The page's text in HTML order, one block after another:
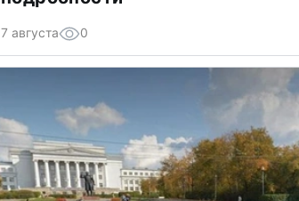
7 августа 0